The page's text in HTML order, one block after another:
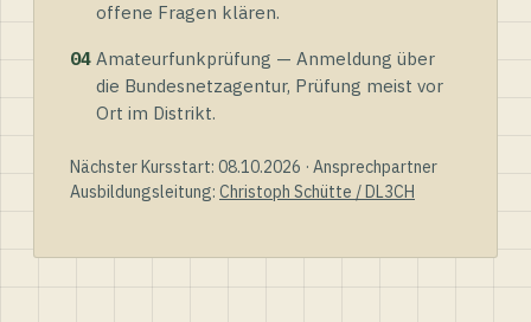
offene Fragen klären.
04 Amateurfunkprüfung — Anmeldung über
die Bundesnetzagentur, Prüfung meist vor
Ort im Distrikt.
Nächster Kursstart: 08.10.2026 · Ansprechpartner
Ausbildungsleitung: Christoph Schütte / DL3CH